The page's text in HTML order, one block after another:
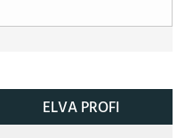
ELVA PROFI